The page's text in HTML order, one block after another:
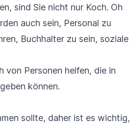
sind Sie nicht nur Koch. Oh
auch sein, Personal zu
Buchhalter zu sein, soziale
von Personen helfen, die in
können.
sollte, daher ist es wichtig,